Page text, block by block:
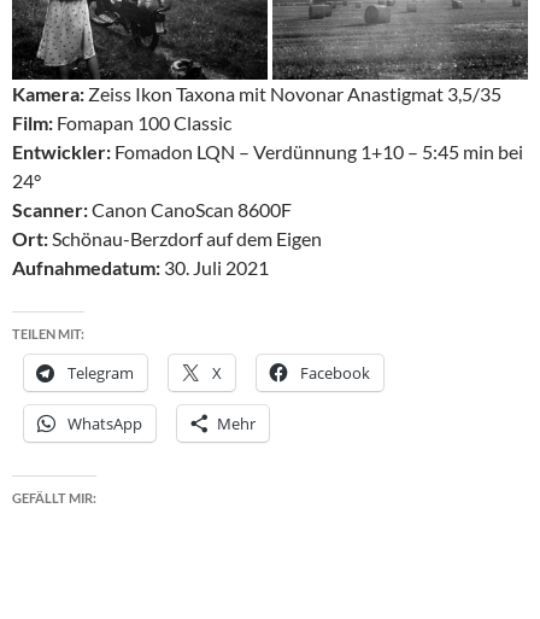
Kamera: Zeiss Ikon Taxona mit Novonar Anastigmat 3,5/35
Film: Fomapan 100 Classic
Entwickler: Fomadon LQN – Verdünnung 1+10 – 5:45 min bei
24°
Scanner:Canon CanoScan 8600F
Ort:Schönau-Berzdorf auf dem Eigen
Aufnahmedatum: 30. Juli 2021
TEILEN MIT:
Telegram X Facebook
WhatsApp Mehr
GEFÄLLT MIR: